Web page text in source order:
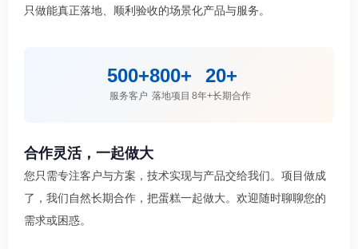
只做能真正落地、顺利验收的场景化产品与服务。
500+
服务客户
800+
落地项目
20+
8年+长期合作
合作灵活，一起做大
您只需专注客户与方案，技术实现与产品交给我们。项目做成
了，我们自然长期合作，把蛋糕一起做大。欢迎随时聊聊您的
需求或困惑。